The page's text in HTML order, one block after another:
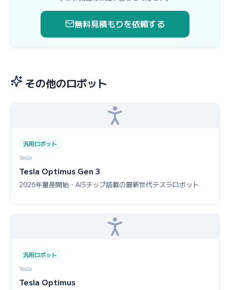
無料見積もりを依頼する
その他のロボット
汎用ロボット
Tesla
Tesla Optimus Gen 3
2026年量産開始・AI5チップ搭載の最新世代テスラロボット
汎用ロボット
Tesla
Tesla Optimus